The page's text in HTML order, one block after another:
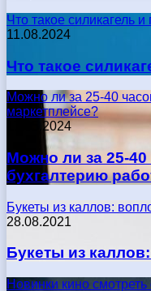
Что такое силикагель
11.08.2024
Что такое
Можно ли за 25-40
маркетплейсе?
17.05.2024
Можно ли за 25-40
бухгалтерию
Букеты из каллов:
28.08.2021
Букеты из
Новинки кино смотреть